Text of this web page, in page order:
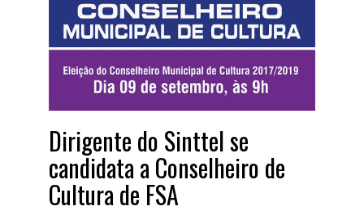
Dirigente do Sinttel se
candidata a Conselheiro de
Cultura de FSA